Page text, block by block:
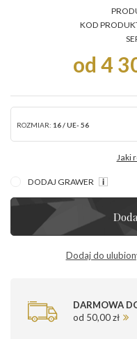
KOD
od 4
ROZMIAR: 16 / UE- 56
Jaki
DODAJ GRAWER
Dodaj do
DARMOWA
od 50,00 zł